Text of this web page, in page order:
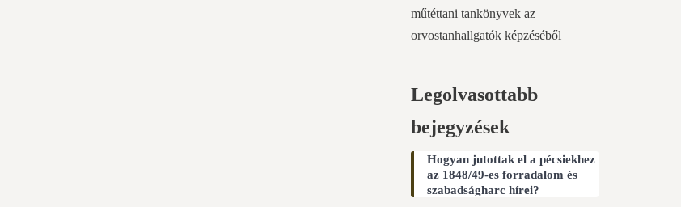
műtéttani tankönyvek az
orvostanhallgatók képzéséből
Legolvasottabb
bejegyzések
Hogyan jutottak el a pécsiekhez
az 1848/49-es forradalom és
szabadságharc hírei?